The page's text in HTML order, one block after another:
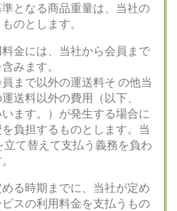
となる商品重量は、当社の
のとします。
金には、当社から会員まで
みます。
まで以外の運送料そ の他当
送料以外の費用（以下、
います。）が発生する場合に
負担するものとします。当
立て替えて支払う義務を負わ
る時期までに、当社が定め
スの利用料金を支払うもの